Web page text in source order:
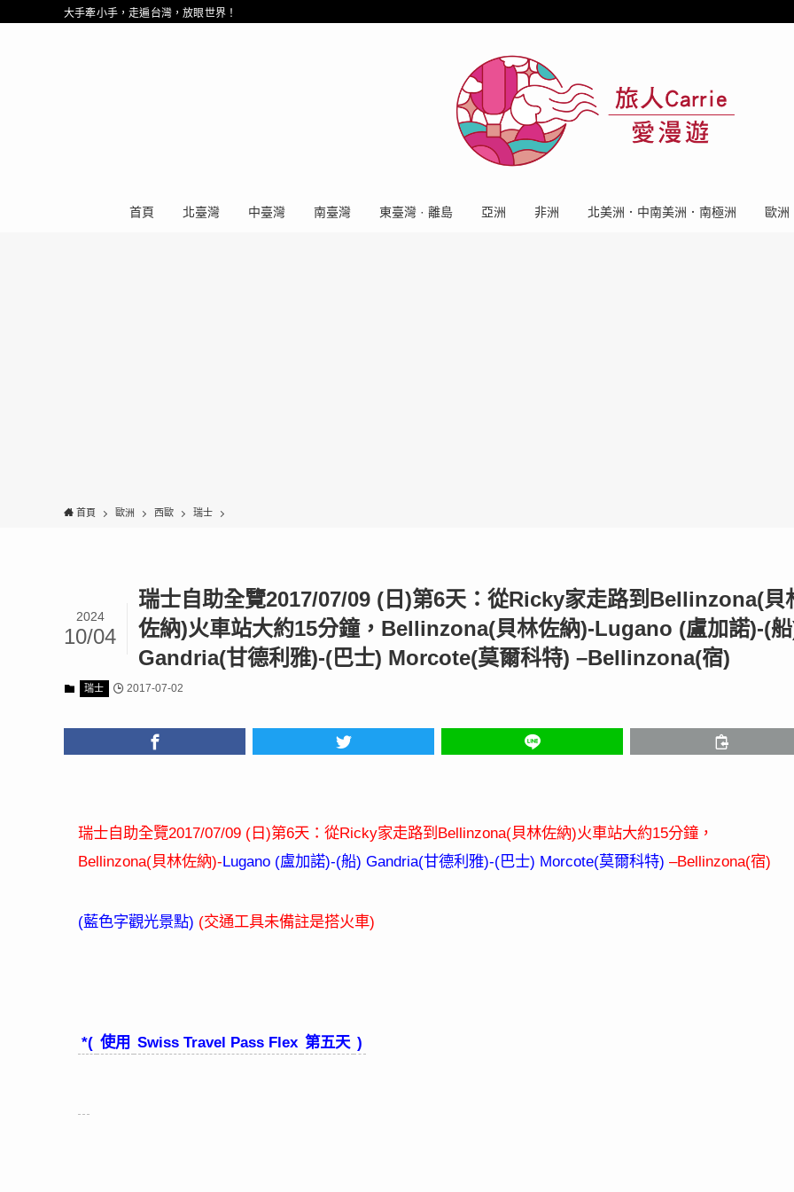
大手牽小手，走遍台灣，放眼世界！
首頁 北臺灣 中臺灣 南臺灣 東臺灣 · 離島 亞洲 非洲 北美洲．中南美洲．南極洲 歐洲
首頁 歐洲 西歐 瑞士
瑞士自助全覽2017/07/09 (日)第6天：從Ricky家走路到Bellinzona(貝
佐納)火車站大約15分鐘，Bellinzona(貝林佐納)-Lugano (盧加諾)-(
Gandria(甘德利雅)-(巴士) Morcote(莫爾科特) –Bellinzona(宿)
2024
10/04
瑞士 2017-07-02
瑞士自助全覽2017/07/09 ( 日 )第6天：從Ricky家走路到 Bellinzona(貝林佐納)火車站大約15分鐘，
Bellinzona(貝林佐納)-Lugano (盧加諾)-(船) Gandria(甘德利雅)-(巴士) Morcote(莫爾科特) –Bellinzona(宿)
(藍色字觀光景點) (交通工具未備註是搭火車)
*( 使用 Swiss Travel Pass Flex 第五天 )